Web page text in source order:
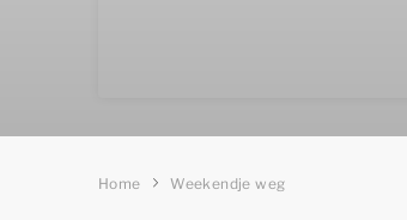
Home Weekendje weg